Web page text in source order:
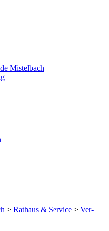
Mistelbach
> Rathaus & Service > Ver-